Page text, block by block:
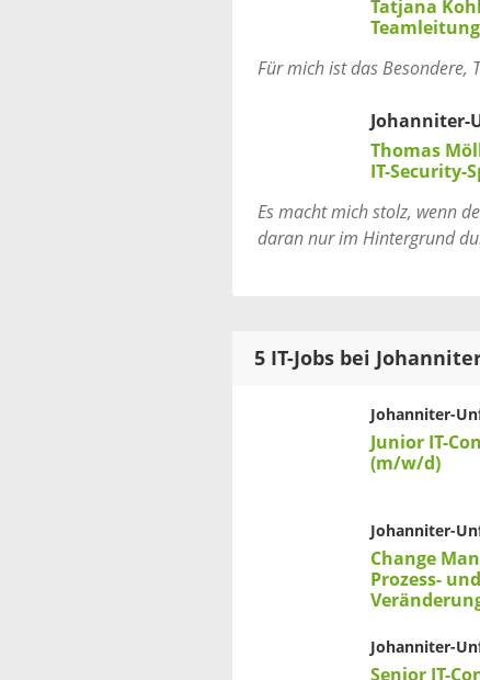
Tatjana
Für mich ist das Besondere,
Johanniter-
Thomas
IT-Security-
Es macht mich stolz, wenn
daran nur im Hintergrund
5 IT-Jobs bei
Johanniter-
Junior IT-
(m/w/d)
Johanniter-
Change
Prozess- und
Johanniter-
Senior IT-